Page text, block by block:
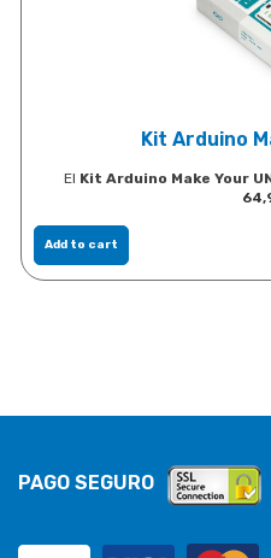
Kit Arduino
El Kit Arduino Make Your
Add to cart
PAGO SEGURO